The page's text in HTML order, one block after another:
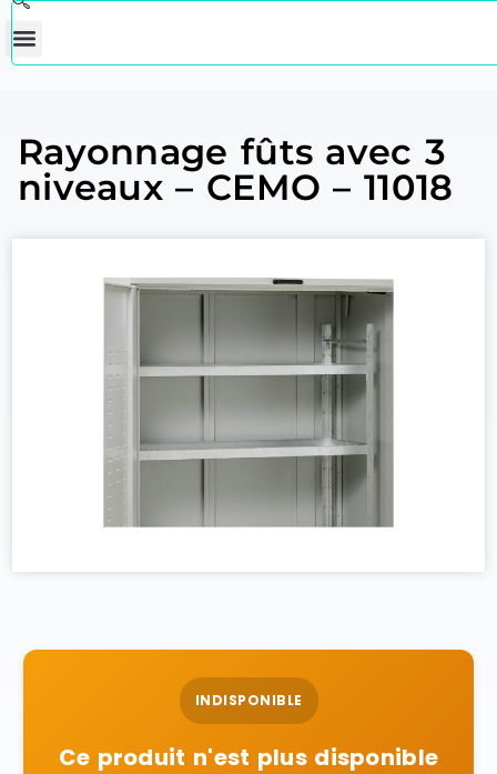
Rayonnage fûts avec 3
niveaux – CEMO – 11018
INDISPONIBLE
Ce produit n'est plus disponible